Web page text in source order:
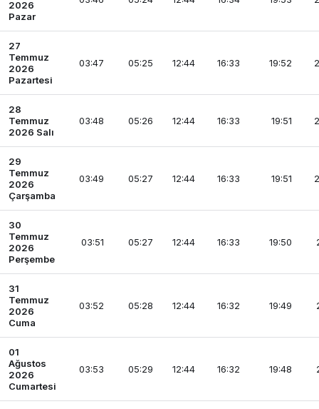
2026
Pazar
27
Temmuz
2026
Pazartesi
03:47 05:25 12:44 16:33 19:52
28
Temmuz
2026 Salı
03:48 05:26 12:44 16:33 19:51
29
Temmuz
2026
Çarşamba
03:49 05:27 12:44 16:33 19:51
30
Temmuz
2026
Perşembe
03:51 05:27 12:44 16:33 19:50
31
Temmuz
2026
Cuma
03:52 05:28 12:44 16:32 19:49
01
Ağustos
2026
Cumartesi
03:53 05:29 12:44 16:32 19:48